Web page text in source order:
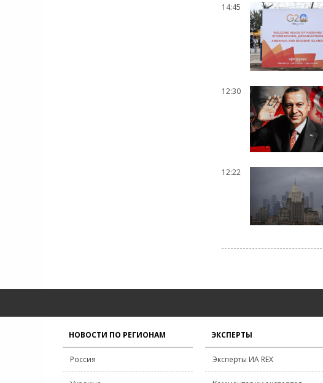
14:45
12:30
12:22
НОВОСТИ ПО РЕГИОНАМ
Россия
ЭКСПЕРТЫ
Эксперты ИА REX